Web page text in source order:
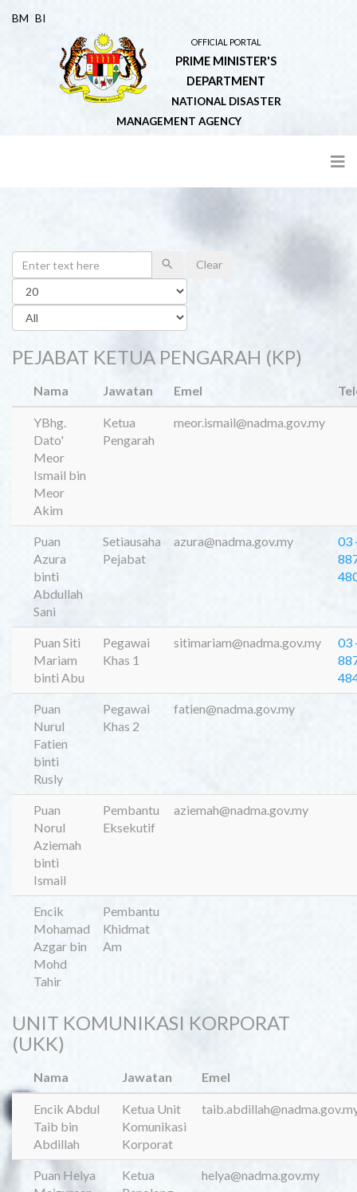
BM BI
OFFICIAL PORTAL
PRIME MINISTER'S
DEPARTMENT
NATIONAL DISASTER
MANAGEMENT AGENCY
Search Clear
Display
#Category
PEJABAT KETUA PENGARAH (KP)
Nama Jawatan Emel
YBhg.
Dato'
Meor
Ismail bin
Meor
Akim
Ketua
Pengarah
meor.ismail@nadma.gov.my
Puan
Azura
binti
Abdullah
Sani
Setiausaha
Pejabat
azura@nadma.gov.my
03
Puan Siti
Mariam
binti Abu
Pegawai
Khas 1
sitimariam@nadma.gov.my
03
Puan
Nurul
Fatien
binti
Rusly
Pegawai
Khas 2
fatien@nadma.gov.my
Puan
Norul
Aziemah
binti
Ismail
Pembantu
Eksekutif
aziemah@nadma.gov.my
Encik
Mohamad
Azgar bin
Mohd
Tahir
Pembantu
Khidmat
Am
UNIT KOMUNIKASI KORPORAT
(UKK)
Nama Jawatan Emel
Encik Abdul
Taib bin
Abdillah
Ketua Unit
Komunikasi
Korporat
Puan Helya
Ketua
helya@nadma.gov.my